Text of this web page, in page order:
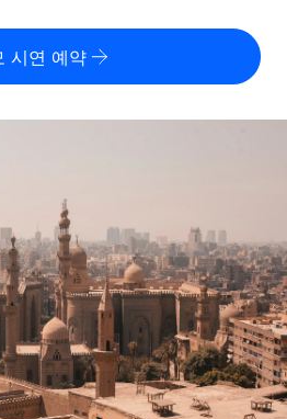
럽게 통합
HR 기능
션 비교
기
첩한 글로벌 HR 및 급여 솔루션
팀 확장
시연 예약